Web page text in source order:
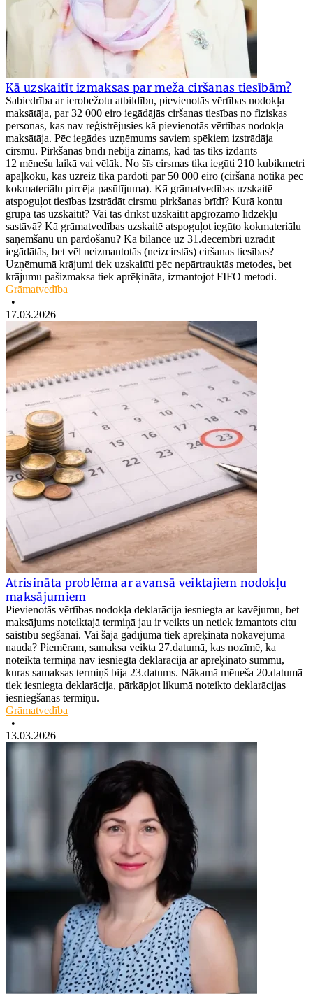
Kā uzskaitīt izmaksas par meža ciršanas tiesībām?
Sabiedrība ar ierobežotu atbildību, pievienotās vērtības nodokļa
maksātāja, par 32 000 eiro iegādājās ciršanas tiesības no fiziskas
personas, kas nav reģistrējusies kā pievienotās vērtības nodokļa
maksātāja. Pēc iegādes uzņēmums saviem spēkiem izstrādāja
cirsmu. Pirkšanas brīdī nebija zināms, kad tas tiks izdarīts –
12 mēnešu laikā vai vēlāk. No šīs cirsmas tika iegūti 210 kubikmetri
apaļkoku, kas uzreiz tika pārdoti par 50 000 eiro (ciršana notika pēc
kokmateriālu pircēja pasūtījuma). Kā grāmatvedības uzskaitē
atspoguļot tiesības izstrādāt cirsmu pirkšanas brīdī? Kurā kontu
grupā tās uzskaitīt? Vai tās drīkst uzskaitīt apgrozāmo līdzekļu
sastāvā? Kā grāmatvedības uzskaitē atspoguļot iegūto kokmateriālu
saņemšanu un pārdošanu? Kā bilancē uz 31.decembri uzrādīt
iegādātās, bet vēl neizmantotās (neizcirstās) ciršanas tiesības?
Uzņēmumā krājumi tiek uzskaitīti pēc nepārtrauktās metodes, bet
krājumu pašizmaksa tiek aprēķināta, izmantojot FIFO metodi.
Grāmatvedība
•
17.03.2026
Atrisināta problēma ar avansā veiktajiem nodokļu
maksājumiem
Pievienotās vērtības nodokļa deklarācija iesniegta ar kavējumu, bet
maksājums noteiktajā termiņā jau ir veikts un netiek izmantots citu
saistību segšanai. Vai šajā gadījumā tiek aprēķināta nokavējuma
nauda? Piemēram, samaksa veikta 27.datumā, kas nozīmē, ka
noteiktā termiņā nav iesniegta deklarācija ar aprēķināto summu,
kuras samaksas termiņš bija 23.datums. Nākamā mēneša 20.datumā
tiek iesniegta deklarācija, pārkāpjot likumā noteikto deklarācijas
iesniegšanas termiņu.
Grāmatvedība
•
13.03.2026